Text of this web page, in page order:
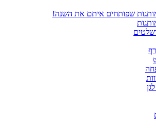
שפותחים איתם את השנה!